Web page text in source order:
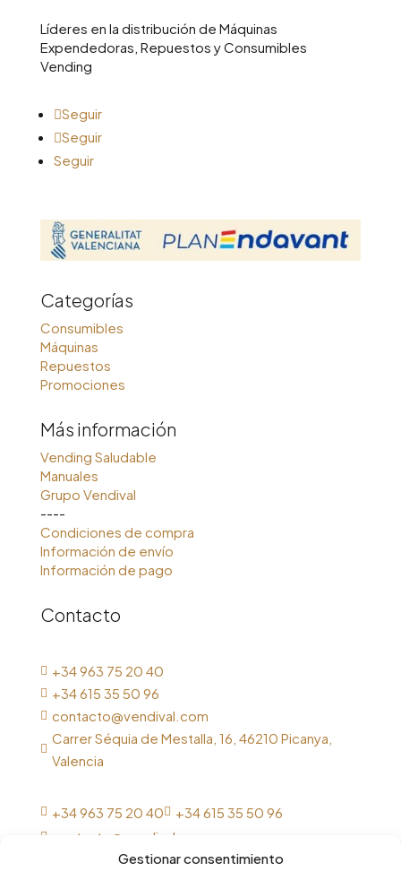
Gestionar consentimiento
Líderes en la distribución de Máquinas
Expendedoras, Repuestos y Consumibles
Vending
Seguir
Seguir
Seguir
Categorías
Consumibles
Máquinas
Repuestos
Promociones
Más información
Vending Saludable
Manuales
Grupo Vendival
----
Condiciones de compra
Información de envío
Información de pago
Contacto
 +34 963 75 20 40
 +34 615 35 50 96
 contacto@vendival.com

Carrer Séquia de Mestalla, 16, 46210 Picanya,
Valencia
 +34 963 75 20 40  +34 615 35 50 96
 contacto@vendival.com
Carrer Séquia de Mestalla, 16, 46210 Picanya,